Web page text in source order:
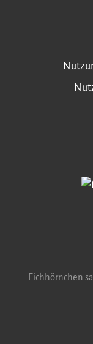
Eichhörnchen